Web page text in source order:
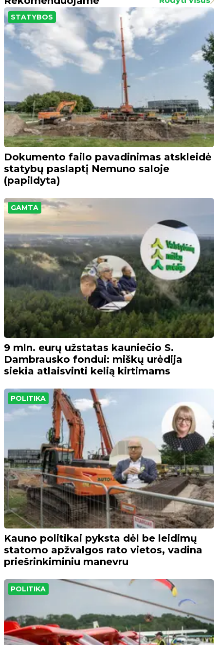
STATYBOS
Dokumento failo pavadinimas atskleidė
statybų paslaptį Nemuno saloje
(papildyta)
GAMTA
9 mln. eurų užstatas kauniečio S.
Dambrausko fondui: miškų urėdija
siekia atlaisvinti kelią kirtimams
POLITIKA
Kauno politikai pyksta dėl be leidimų
statomo apžvalgos rato vietos, vadina
priešrinkiminiu manevru
POLITIKA